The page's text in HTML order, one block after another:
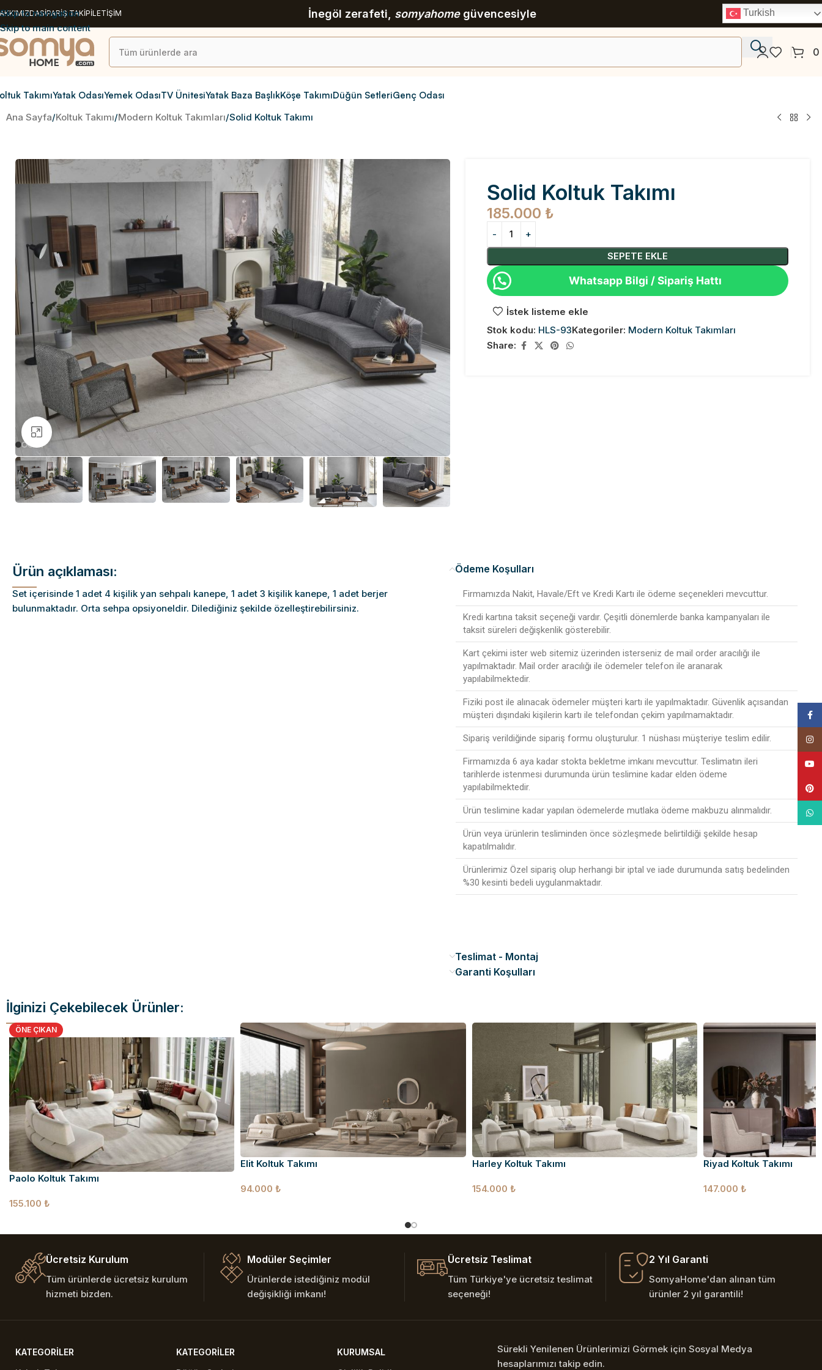
Skip to navigation
Skip to main content
SİPARİŞ TAKİPİLETİŞİM İnegöl zerafeti, somyahomegüvencesiyle Turkish
0
TakımıYatak OdasıYemek OdasıTV ÜnitesiYatak Baza BaşlıkKöşe TakımıDüğün SetleriGenç Odası
Ana Sayfa Koltuk Takımı Modern Koltuk Takımları Solid Koltuk Takımı
Büyütmek için tıklayın
Solid Koltuk Takımı
185.000 ₺
SEPETE EKLE
Whatsapp Bilgi / Sipariş Hattı
İstek listeme ekle
Stok kodu: HLS-93Kategoriler: Modern Koltuk Takımları
Share:
Ürün açıklaması:
Set içerisinde 1 adet 4 kişilik yan sehpalı kanepe, 1 adet 3 kişilik kanepe, 1 adet berjer
bulunmaktadır. Orta sehpa opsiyoneldir. Dilediğiniz şekilde özelleştirebilirsiniz.
Ödeme Koşulları
Firmamızda Nakit, Havale/Eft ve Kredi Kartı ile ödeme seçenekleri mevcuttur.
Kredi kartına taksit seçeneği vardır. Çeşitli dönemlerde banka kampanyaları ile
taksit süreleri değişkenlik gösterebilir.
Kart çekimi ister web sitemiz üzerinden isterseniz de mail order aracılığı ile
yapılmaktadır. Mail order aracılığı ile ödemeler telefon ile aranarak
yapılabilmektedir.
Fiziki post ile alınacak ödemeler müşteri kartı ile yapılmaktadır. Güvenlik açısandan
müşteri dışındaki kişilerin kartı ile telefondan çekim yapılmamaktadır.
Sipariş verildiğinde sipariş formu oluşturulur. 1 nüshası müşteriye teslim edilir.
Firmamızda 6 aya kadar stokta bekletme imkanı mevcuttur. Teslimatın ileri
tarihlerde istenmesi durumunda ürün teslimine kadar elden ödeme
yapılabilmektedir.
Ürün teslimine kadar yapılan ödemelerde mutlaka ödeme makbuzu alınmalıdır.
Ürün veya ürünlerin tesliminden önce sözleşmede belirtildiği şekilde hesap
kapatılmalıdır.
Ürünlerimiz Özel sipariş olup herhangi bir iptal ve iade durumunda satış bedelinden
%30 kesinti bedeli uygulanmaktadır.
Teslimat - Montaj
Garanti Koşulları
İlginizi Çekebilecek Ürünler:
ÖNE ÇIKAN
Paolo Koltuk Takımı
155.100 ₺
Elit Koltuk Takımı
94.000₺
Harley Koltuk Takımı
154.000 ₺
Riyad Koltuk Takımı
147.000 ₺
Ücretsiz Kurulum
Tüm ürünlerde ücretsiz kurulum
hizmeti bizden.
Modüler Seçimler
Ürünlerde istediğiniz modül
değişikliği imkanı!
Ücretsiz Teslimat
Tüm Türkiye'ye ücretsiz teslimat
seçeneği!
2 Yıl Garanti
SomyaHome'dan alınan tüm
ürünler 2 yıl garantili!
KATEGORILER
KATEGORILER
KURUMSAL
Sürekli Yenilenen Ürünlerimizi Görmek için Sosyal Medya
hesaplarımızı takip edin.